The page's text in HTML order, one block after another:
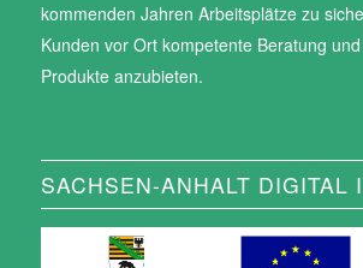
kommenden Jahren Arbeitsplätze zu
Kunden vor Ort kompetente Beratung
Produkte anzubieten.
SACHSEN-ANHALT DIGITAL